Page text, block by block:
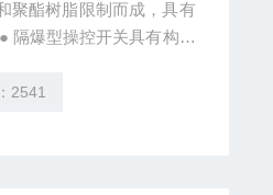
聚酯树脂限制而成，具有
隔爆型操控开关具有构造
组合，防爆指示灯选用特
2541